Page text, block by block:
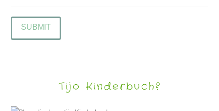
Tijo Kinderbuch?